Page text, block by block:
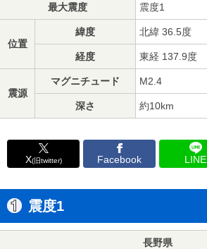
最大震度 震度1
位置
緯度 北緯 36.5度
経度 東経 137.9度
震源
マグニチュード M2.4
深さ 約10km
X(旧twitter) Facebook LINE
震度1
長野県